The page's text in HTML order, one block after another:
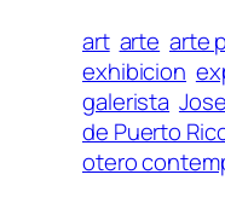
art arte arte
exhibicion
galerista
de Puerto
otero